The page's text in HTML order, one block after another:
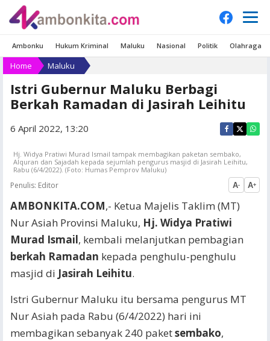
Ambonku Hukum Kriminal Maluku Nasional Politik Olahraga
Home Maluku
Istri Gubernur Maluku Berbagi
Berkah Ramadan di Jasirah Leihitu
6 April 2022, 13:20
Hj. Widya Pratiwi Murad Ismail tampak membagikan paketan sembako,
Alquran dan Sajadah kepada sejumlah pengurus masjid di Jasirah Leihitu,
Rabu (6/4/2022). (Foto: Humas Pemprov Maluku)
Penulis: Editor A- A+
AMBONKITA.COM,- Ketua Majelis Taklim (MT)
Nur Asiah Provinsi Maluku, Hj. Widya Pratiwi
Murad Ismail, kembali melanjutkan pembagian
berkah Ramadan kepada penghulu-penghulu
masjid di Jasirah Leihitu.
Istri Gubernur Maluku itu bersama pengurus MT
Nur Asiah pada Rabu (6/4/2022) hari ini
membagikan sebanyak 240 paketsembako,